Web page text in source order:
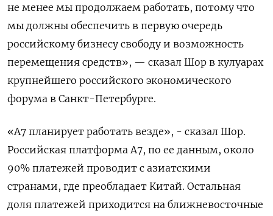
не менее мы продолжаем работать, потому что ​
мы должны ​обеспечить в ‌первую очередь
российскому бизнесу свободу и возможность
перемещения ​средств», — сказал Шор в кулуарах
крупнейшего российского экономического
форума в Санкт-Петербурге.
«А7 планирует работать везде», - сказал Шор.
Российская платформа А7, по ее данным, около
90% платежей проводит с азиатскими
странами, где преобладает Китай. Остальная
доля платежей ​приходится на ⁠ближневосточные